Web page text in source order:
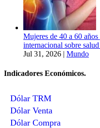
Mujeres de 40 a 60
internacional sobre
Jul 31, 2026 | Mundo
Indicadores Económicos.
Dólar TRM
Dólar Venta
Dólar Compra